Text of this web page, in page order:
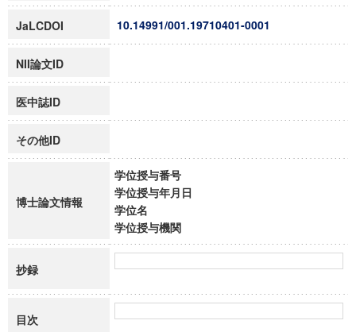
JaLCDOI 10.14991/001.19710401-0001
NII論文ID
医中誌ID
その他ID
博士論文情報
学位授与番号
学位授与年月日
学位名
学位授与機関
抄録
目次